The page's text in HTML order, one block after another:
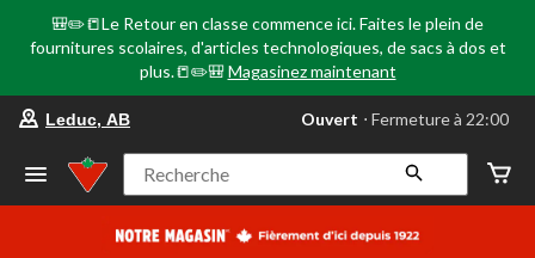
🎒✏️📒Le Retour en classe commence ici. Faites le plein de
fournitures scolaires, d'articles technologiques, de sacs à dos et
plus.📒✏️🎒 Magasinez maintenant
votre
préféré
Leduc,
AB,
courament
Leduc, AB Ouvert ⋅ Fermeture à 22:00
Recherche